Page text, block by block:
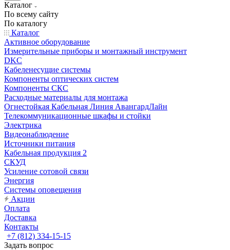
Каталог
По всему сайту
По каталогу
Каталог
Активное оборудование
Измерительные приборы и монтажный инструмент
DKC
Кабеленесущие системы
Компоненты оптических систем
Компоненты СКС
Расходные материалы для монтажа
Огнестойкая Кабельная Линия АвангардЛайн
Телекоммуникационные шкафы и стойки
Электрика
Видеонаблюдение
Источники питания
Кабельная продукция 2
СКУД
Усиление сотовой связи
Энергия
Системы оповещения
Акции
Оплата
Доставка
Контакты
+7 (812) 334-15-15
Задать вопрос